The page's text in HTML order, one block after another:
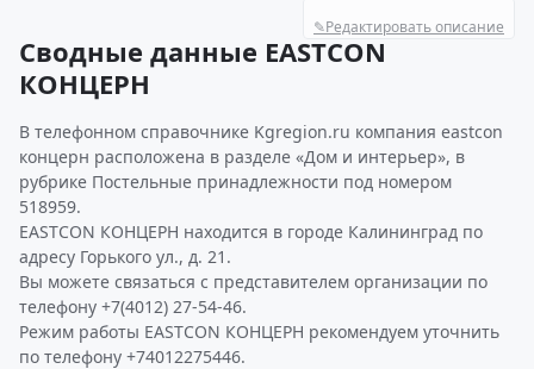
✎Редактировать описание
Сводные данные EASTCON
КОНЦЕРН
В телефонном справочнике Kgregion.ru компания eastcon
концерн расположена в разделе «Дом и интерьер», в
рубрике Постельные принадлежности под номером
518959.
EASTCON КОНЦЕРН находится в городе Калининград по
адресу Горького ул., д. 21.
Вы можете связаться с представителем организации по
телефону +7(4012) 27-54-46.
Режим работы EASTCON КОНЦЕРН рекомендуем уточнить
по телефону +74012275446.